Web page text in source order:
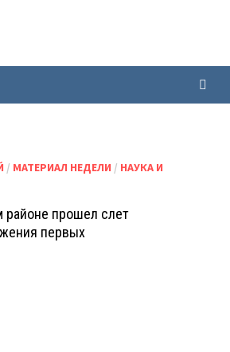
/ МАТЕРИАЛ НЕДЕЛИ / НАУКА И
районе прошел слет
первых